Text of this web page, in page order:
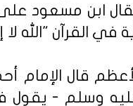
ابن مسعود
القرآن "الله لا
قال الإمام
وسلم - يقول في